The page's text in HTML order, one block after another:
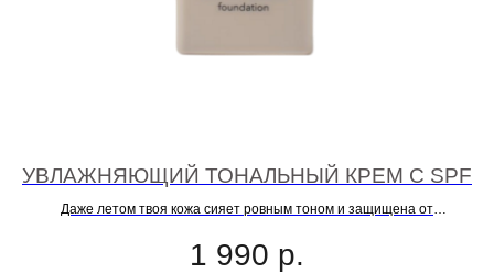
УВЛАЖНЯЮЩИЙ ТОНАЛЬНЫЙ КРЕМ С SPF
Даже летом твоя кожа сияет ровным тоном и защищена от
1 990 р.